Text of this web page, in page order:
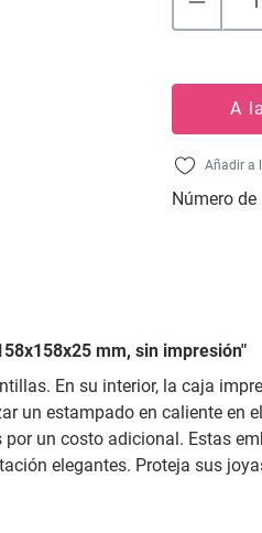
A
Añadir a
Número
mm, sin impresión"
En su interior, la caja
estampado en caliente en
un costo adicional. Estas
elegantes. Proteja sus